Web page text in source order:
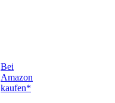
Bei
Amazon
kaufen*